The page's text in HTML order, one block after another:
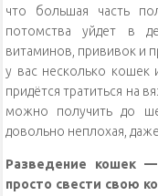
что большая часть
потомства уйдет в
витаминов, прививок и
у вас несколько кошек
придётся тратиться на
можно получить до
довольно неплохая,
Разведение кошек —
просто свести свою